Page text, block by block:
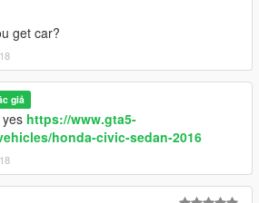
get car?
giả
yes https://www.gta5-
honda-civic-sedan-2016